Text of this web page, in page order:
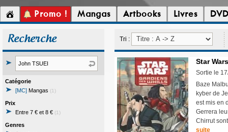
Promo ! Mangas Artbooks Livres DVD
Recherche
Catégorie
[MC] Mangas (1)
Prix
Entre 7 € et 8 € (1)
Genres
Tri :
Star
Sortie le
Baze
kyber de
est mis en
Gerrera
Chirrut
suite